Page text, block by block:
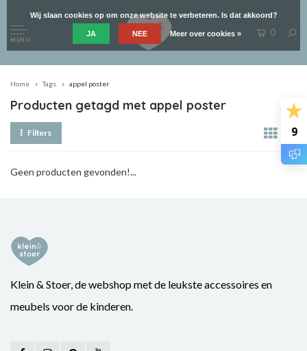
9
MENU
0
Home Tags appel poster
Producten getagd met appel poster
Filters
Geen producten gevonden!...
Klein & Stoer, de webshop met de leukste accessoires en
meubels voor de kinderen.
Wij slaan cookies op om onze website te verbeteren. Is dat akkoord?
JA NEE Meer over cookies »